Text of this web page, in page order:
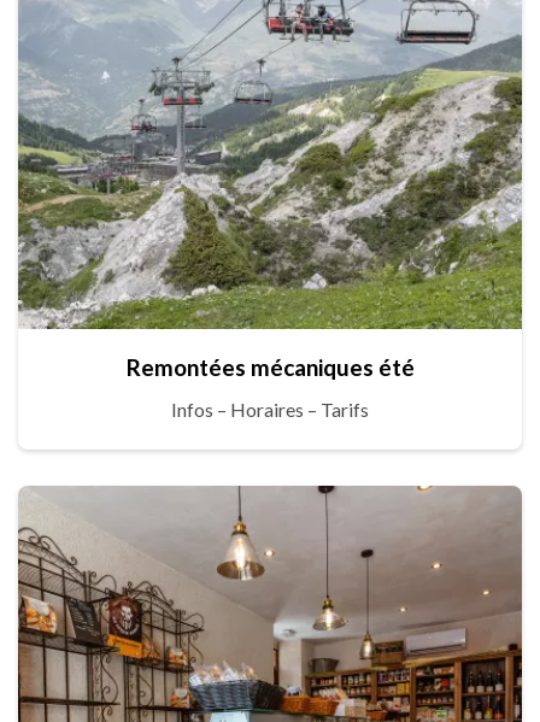
Remontées mécaniques été
Infos – Horaires – Tarifs